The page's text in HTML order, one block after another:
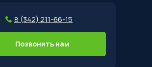
8 (342) 211-66-15
Позвонить нам